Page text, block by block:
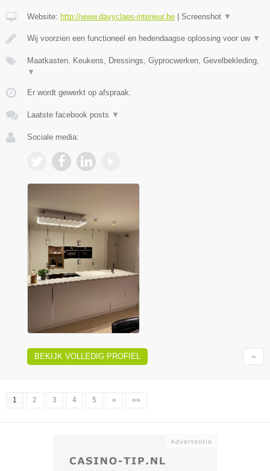
Website: http://www.davyclaes-interieur.be Screenshot ▼
Wij voorzien een functioneel en hedendaagse oplossing voor uw ▼
Maatkasten, Keukens, Dressings, Gyprocwerken, Gevelbekleding,
▼
Er wordt gewerkt op afspraak.
Laatste facebook posts ▼
Sociale media:
BEKIJK VOLLEDIG PROFIEL
1 2 3 4 5 » »»